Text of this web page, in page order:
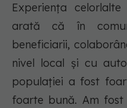
Experienţa
arată că în
beneficiarii,
nivel local şi cu
populaţiei a fost
foarte bună. Am